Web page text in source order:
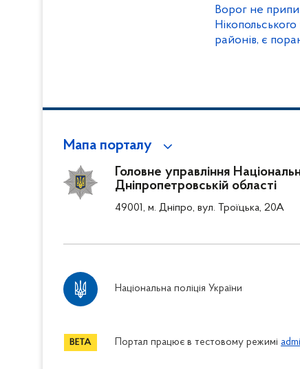
Ворог не
районів, є
Мапа порталу
Головне управління
Дніпропетровській області
49001, м. Дніпро, вул. Троїцька, 20А
Національна поліція України
Портал працює в тестовому режимі